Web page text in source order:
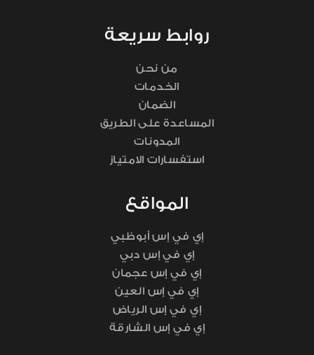
روابط سريعة
من نحن
الخدمات
الضمان
المساعدة على الطريق
المدونات
استفسارات الامتياز
المواقع
إي في إس أبوظبي
إي في إس دبي
إي في إس عجمان
إي في إس العين
إي في إس الرياض
إي في إس الشارقة